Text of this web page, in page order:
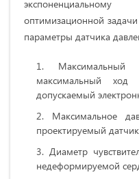
оптимизационной
параметры датчика
максимальный ход
допускаемый
Максимальное
проектируемый
Диаметр
недеформируемой